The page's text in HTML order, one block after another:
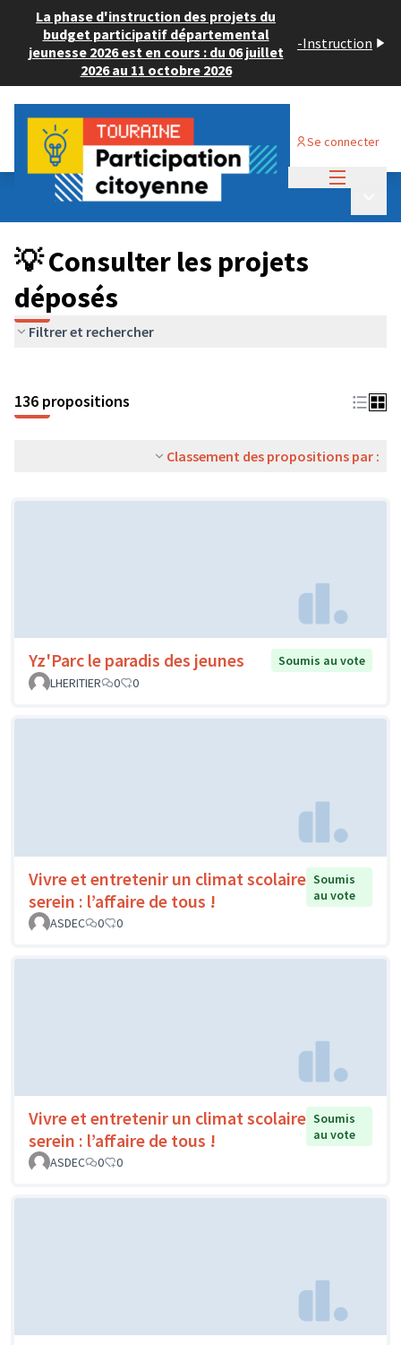
La phase d'instruction des projets du
budget participatif départemental
jeunesse 2026 est en cours : du 06 juillet
2026 au 11 octobre 2026
-Instruction
Se connecter
Budget Participatif JEUNESSE 2024
💡 Consulter les projets déposés
💡 Consulter les projets
déposés
Filtrer et rechercher
136 propositions
Classement des propositions par :
Yz'Parc le paradis des jeunes
Soumis au vote
LHERITIER
0 0
Vivre et entretenir un climat scolaire
serein : l’affaire de tous !
Soumis
au vote
ASDEC
0 0
Vivre et entretenir un climat scolaire
serein : l’affaire de tous !
Soumis
au vote
ASDEC
0 0